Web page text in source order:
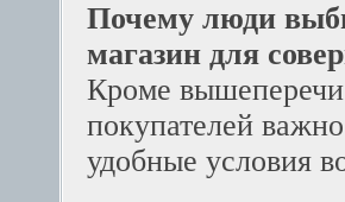
Почему люди
магазин для
Кроме
покупателей
удобные условия